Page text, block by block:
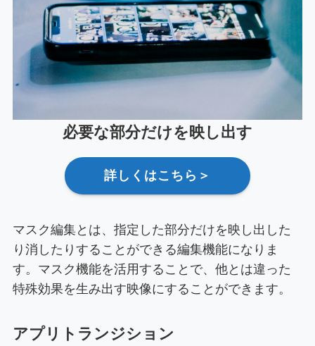
必要な部分だけを映し出す
詳しくはこちら＞
マスク編集とは、指定した部分だけを映し出した
り消したりすることができる編集機能になりま
す。マスク機能を活用することで、他とは違った
特殊効果を生み出す映像にすることができます。
アプリトランジション